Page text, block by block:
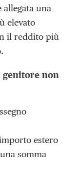
allegata una
elevato
il reddito più
genitore non
estero
somma